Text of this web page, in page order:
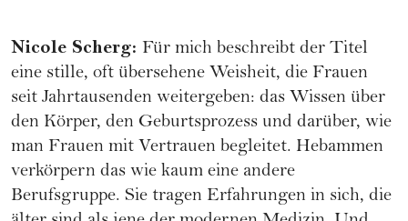
Nicole Scherg: Für mich beschreibt der Titel
eine stille, oft übersehene Weisheit, die Frauen
seit Jahrtausenden weitergeben: das Wissen über
den Körper, den Geburtsprozess und darüber, wie
man Frauen mit Vertrauen begleitet. Hebammen
verkörpern das wie kaum eine andere
Berufsgruppe. Sie tragen Erfahrungen in sich, die